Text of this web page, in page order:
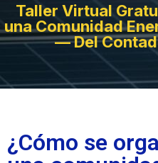
Taller Virtual
una Comunidad
— Del
¿Cómo se